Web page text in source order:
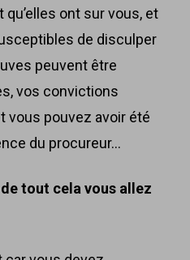
qu’elles ont sur vous, et
de disculper
peuvent être
vos convictions
vous pouvez avoir été
du procureur…
tout cela vous allez